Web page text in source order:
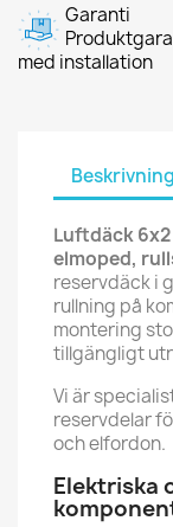
Garanti
med installation
Beskrivning
Luftdäck
elmoped,
reservdäck i
rullning på
montering
tillgängligt
Vi är
reservdelar
och elfordon.
Elektriska